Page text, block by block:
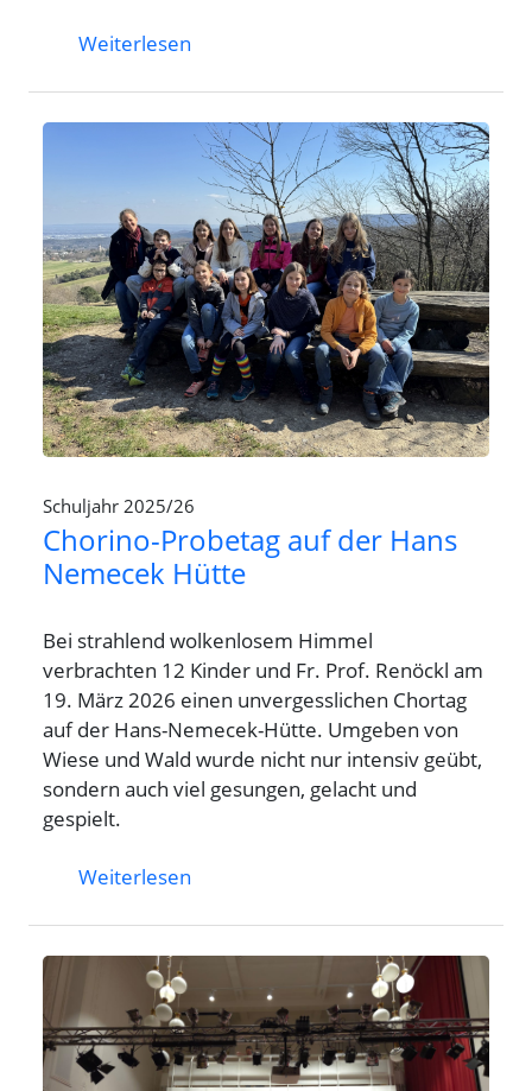
Weiterlesen
Schuljahr 2025/26
Chorino-Probetag auf der Hans
Nemecek Hütte
Bei strahlend wolkenlosem Himmel
verbrachten 12 Kinder und Fr. Prof. Renöckl am
19. März 2026 einen unvergesslichen Chortag
auf der Hans-Nemecek-Hütte. Umgeben von
Wiese und Wald wurde nicht nur intensiv geübt,
sondern auch viel gesungen, gelacht und
gespielt.
Weiterlesen